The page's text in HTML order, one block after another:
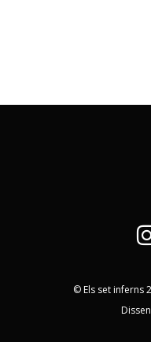
© Els set inferns